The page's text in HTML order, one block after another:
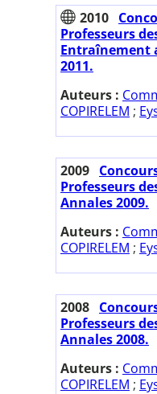
2010
Professeurs
Entraînement
2011.
Auteurs :
COPIRELEM ;
2009
Professeurs
Annales 2009.
Auteurs :
COPIRELEM ;
2008
Professeurs
Annales 2008.
Auteurs :
COPIRELEM ;